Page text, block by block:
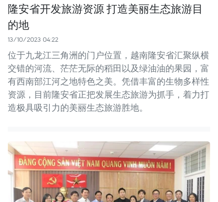
隆安省开发旅游资源 打造美丽生态旅游目
的地
13/10/2023 04:22
位于九龙江三角洲的门户位置，越南隆安省汇聚纵横
交错的河流、茫茫无际的稻田以及绿油油的果园，富
有西南部江河之地特色之美。凭借丰富的生物多样性
资源，目前隆安省正把发展生态旅游为抓手，着力打
造极具吸引力的美丽生态旅游胜地。